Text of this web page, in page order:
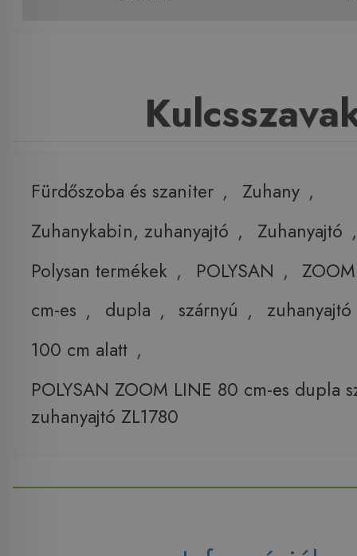
Fürdőszoba és szaniter , Zuhany ,
Zuhanykabin, zuhanyajtó , Zuhanyajtó ,
Polysan termékek , POLYSAN , ZOOM
cm-es , dupla , szárnyú , zuhanyajtó
100 cm alatt ,
POLYSAN ZOOM LINE 80 cm-es dupla
zuhanyajtó ZL1780